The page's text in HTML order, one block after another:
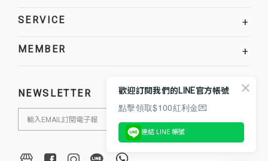
SERVICE +
MEMBER +
NEWSLETTER 歡迎訂閱我們的LINE官方帳號
點擊領取$100紅利金💌
連結 LINE 帳號